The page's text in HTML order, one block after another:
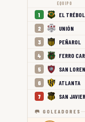
EQUIPO
1 EL TRÉBOL
2 UNIÓN
3 PEÑAROL
4 FERRO
5 SAN
6 ATLANTA
7 SAN JAVIER
🥅 GOLEADORES